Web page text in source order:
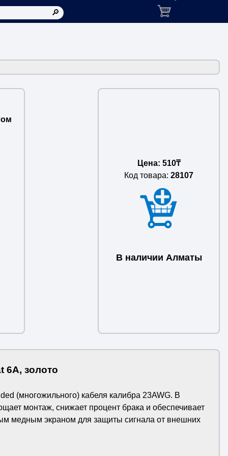
Корзина: товаров в
Цена: 510₸
Код товара: 28107
В наличии Алматы
6A, золото
(многожильного) кабеля калибра 23AWG. В
монтаж, снижает процент брака и обеспечивает
медным экраном для защиты сигнала от внешних